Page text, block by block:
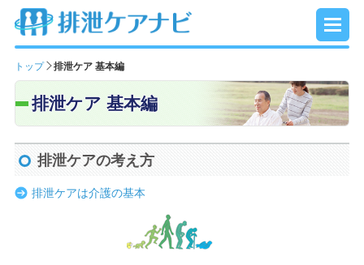
トップ 排泄ケア 基本編
排泄ケア 基本編
排泄ケアの考え方
排泄ケアは介護の基本